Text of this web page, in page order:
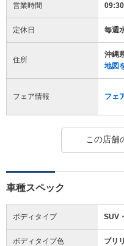
営業時間
定休日 毎週
住所
沖縄
地図
フェア情報 フェ
この店舗
車種スペック
ボディタイプ SUV
ボディタイプ色 ブリ